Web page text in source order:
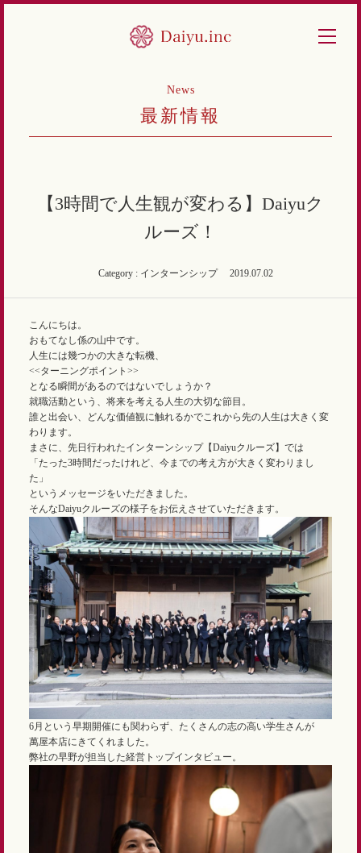
News
最新情報
【3時間で人生観が変わる】Daiyuク
ルーズ！
Category : インターンシップ 2019.07.02
こんにちは。
おもてなし係の山中です。
人生には幾つかの大きな転機、
<<ターニングポイント>>
となる瞬間があるのではないでしょうか？
就職活動という、将来を考える人生の大切な節目。
誰と出会い、どんな価値観に触れるかでこれから先の人生は大きく変
わります。
まさに、先日行われたインターンシップ【Daiyuクルーズ】では
「たった3時間だったけれど、今までの考え方が大きく変わりまし
た」
というメッセージをいただきました。
そんなDaiyuクルーズの様子をお伝えさせていただきます。
6月という早期開催にも関わらず、たくさんの志の高い学生さんが
萬屋本店にきてくれました。
弊社の早野が担当した経営トップインタビュー。